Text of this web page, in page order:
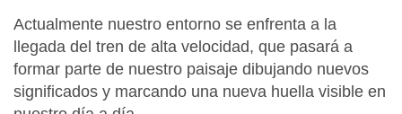
Actualmente nuestro entorno se enfrenta a la
llegada del tren de alta velocidad, que pasará a
formar parte de nuestro paisaje dibujando nuevos
significados y marcando una nueva huella visible en